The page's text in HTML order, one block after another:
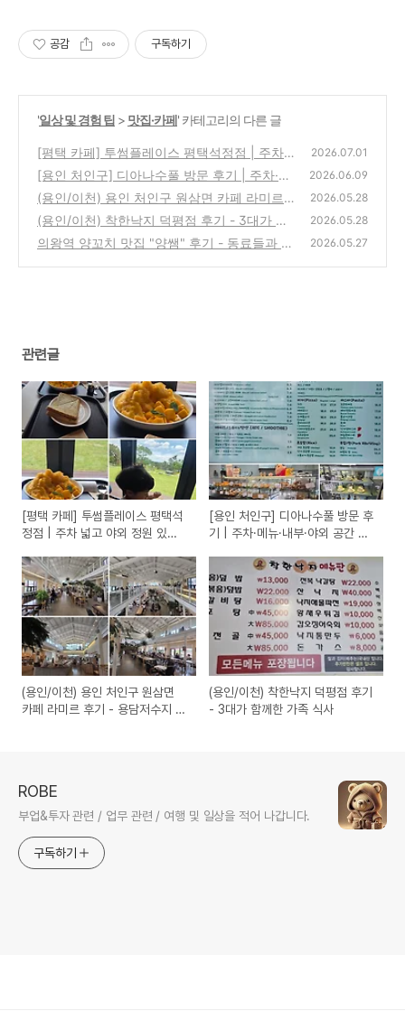
공감 구독하기
'일상 및 경험 팁 > 맛집·카페' 카테고리의 다른 글
[평택 카페] 투썸플레이스 평택석정점 | 주차
넓고 야외 정원 있는 대형 프랜차이즈 카페
2026.07.01
[용인 처인구] 디아나수풀 방문 후기 | 주차·메
뉴·내부·야외 공간 리뷰 (6살 아이와)
(0)
2026.06.09
(용인/이천) 용인 처인구 원삼면 카페 라미르
후기 - 용담저수지 뷰 힐링
(0)
2026.05.28
(용인/이천) 착한낙지 덕평점 후기 - 3대가 함
께한 가족 식사
(1)
2026.05.28
의왕역 양꼬치 맛집 "양쌤" 후기 - 동료들과 두
2026.05.27
관련글
[평택 카페] 투썸플레이스 평택석
정점 | 주차 넓고 야외 정원 있는
[용인 처인구] 디아나수풀 방문 후
기 | 주차·메뉴·내부·야외 공간 리
(용인/이천) 용인 처인구 원삼면
카페 라미르 후기 - 용담저수지 뷰
(용인/이천) 착한낙지 덕평점 후기
- 3대가 함께한 가족 식사
ROBE
부업&투자 관련 / 업무 관련 / 여행 및 일상을 적어 나갑니다.
구독하기